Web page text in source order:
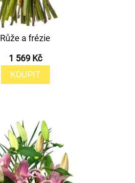
Růže a frézie
1 569 Kč
KOUPIT